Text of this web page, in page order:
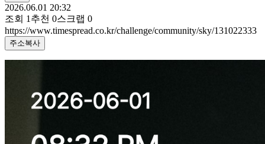
2026.06.01 20:32
조회 1 추천 0스크랩 0
https://www.timespread.co.kr/challenge/community/sky/131022333
주소복사